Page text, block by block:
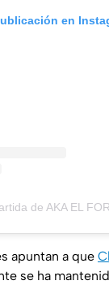
en
apuntan a que
se ha